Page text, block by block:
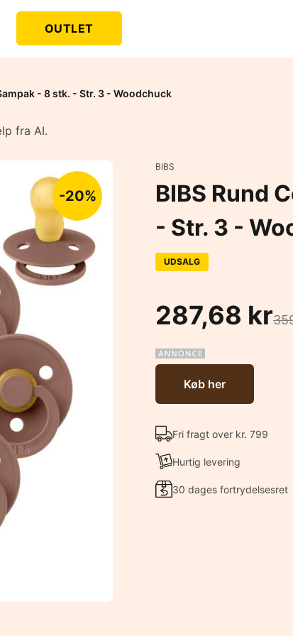
OUTLET
- 8 stk. - Str. 3 - Woodchuck
fra AI.
-20%
BIBS
BIBS Rund
- Str. 3 -
UDSALG
287,68 kr
Køb her
Fri fragt over kr. 799
Hurtig levering
30 dages fortrydelsesret